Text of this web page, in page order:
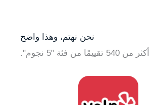
نحن نهتم، وهذا واضح
أكثر من 540 تقييمًا من فئة "5 نجوم".